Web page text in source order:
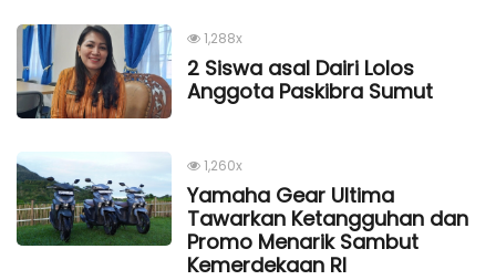
1,288x
2 Siswa asal Dairi Lolos
Anggota Paskibra Sumut
1,260x
Yamaha Gear Ultima
Tawarkan Ketangguhan dan
Promo Menarik Sambut
Kemerdekaan Rl